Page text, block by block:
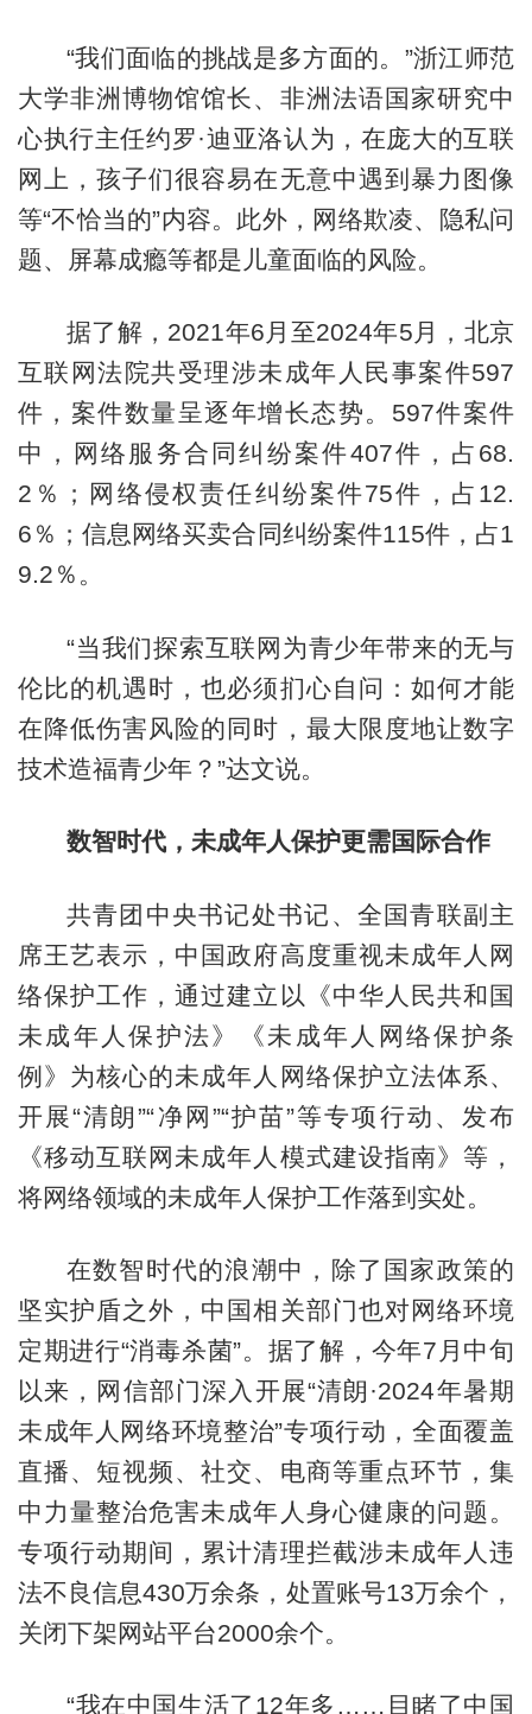
“我们面临的挑战是多方面的。”浙江师范
大学非洲博物馆馆长、非洲法语国家研究中
心执行主任约罗·迪亚洛认为，在庞大的互联
网上，孩子们很容易在无意中遇到暴力图像
等“不恰当的”内容。此外，网络欺凌、隐私问
题、屏幕成瘾等都是儿童面临的风险。
据了解，2021年6月至2024年5月，北京
互联网法院共受理涉未成年人民事案件597
件，案件数量呈逐年增长态势。597件案件
中，网络服务合同纠纷案件407件，占68.
2％；网络侵权责任纠纷案件75件，占12.
6％；信息网络买卖合同纠纷案件115件，占1
9.2％。
“当我们探索互联网为青少年带来的无与
伦比的机遇时，也必须扪心自问：如何才能
在降低伤害风险的同时，最大限度地让数字
技术造福青少年？”达文说。
数智时代，未成年人保护更需国际合作
共青团中央书记处书记、全国青联副主
席王艺表示，中国政府高度重视未成年人网
络保护工作，通过建立以《中华人民共和国
未成年人保护法》《未成年人网络保护条
例》为核心的未成年人网络保护立法体系、
开展“清朗”“净网”“护苗”等专项行动、发布
《移动互联网未成年人模式建设指南》等，
将网络领域的未成年人保护工作落到实处。
在数智时代的浪潮中，除了国家政策的
坚实护盾之外，中国相关部门也对网络环境
定期进行“消毒杀菌”。据了解，今年7月中旬
以来，网信部门深入开展“清朗·2024年暑期
未成年人网络环境整治”专项行动，全面覆盖
直播、短视频、社交、电商等重点环节，集
中力量整治危害未成年人身心健康的问题。
专项行动期间，累计清理拦截涉未成年人违
法不良信息430万余条，处置账号13万余个，
关闭下架网站平台2000余个。
“我在中国生活了12年多……目睹了中国